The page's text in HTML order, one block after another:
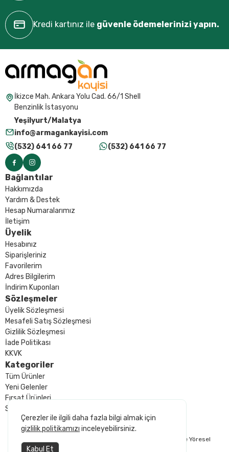
Kredi kartınız ile güvenle ödemelerinizi yapın.
İkizce Mah. Ankara Yolu Cad. 66/1 Shell
Benzinlik İstasyonu
Yeşilyurt/Malatya
info@armagankayisi.com
(532) 641 66 77
(532) 641 66 77
Bağlantılar
Hakkımızda
Yardım & Destek
Hesap Numaralarımız
İletişim
Üyelik
Hesabınız
Siparişleriniz
Favorilerim
Adres Bilgilerim
İndirim Kuponları
Sözleşmeler
Üyelik Sözleşmesi
Mesafeli Satış Sözleşmesi
Gizlilik Sözleşmesi
İade Politikası
KKVK
Kategoriler
Tüm Ürünler
Yeni Gelenler
Fırsat Ürünleri
Sizin İçin Seçtiklerimiz
© 2025 Armağan Kayısı. Kuru Kayısı, Gün Kurusu Kayısı ve Yöresel
Çerezler ile ilgili daha fazla bilgi almak için
gizlilik politikamızı inceleyebilirsiniz.
Kabul Et